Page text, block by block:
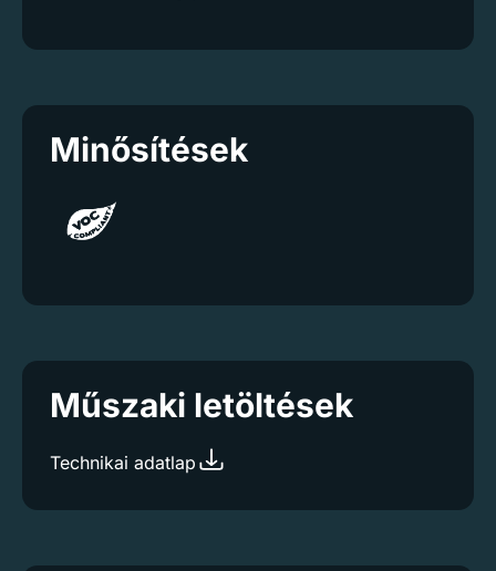
Minősítések
Műszaki letöltések
Technikai adatlap